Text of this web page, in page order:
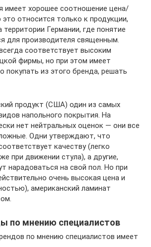
имеет хорошее соотношение цена/
относится только к продукции,
территории Германии, где понятие
для производителя священным.
соответствует высоким
фирмы, но при этом имеет
покупать из этого бренда, решать
продукт (США) один из самых
напольного покрытия. На
нет нейтральных оценок — они все
Одни утверждают, что
качеству (легко
при движении стула), а другие,
нарадоваться на свой пол. Но при
очень высокая цена и
американский ламинат
по мнению специалистов
по мнению специалистов имеет